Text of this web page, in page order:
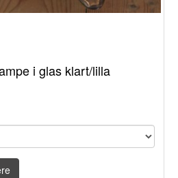
i glas klart/lilla